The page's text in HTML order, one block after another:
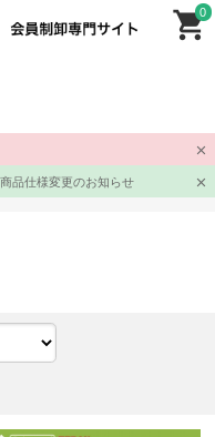
品仕様変更のお知らせ
0